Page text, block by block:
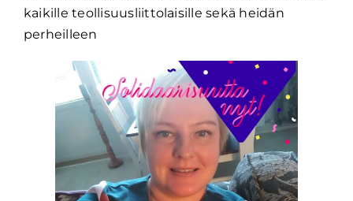
kaikille teollisuusliittolaisille sekä heidän
perheilleen